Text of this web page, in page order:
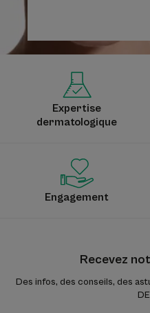
Expertise
dermatologique
Engagement
Recevez
Des infos, des conseils, des